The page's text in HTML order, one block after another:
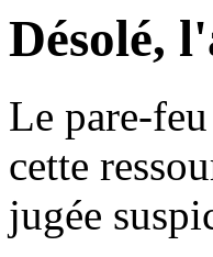
Désolé,
Le pare-
cette
jugée